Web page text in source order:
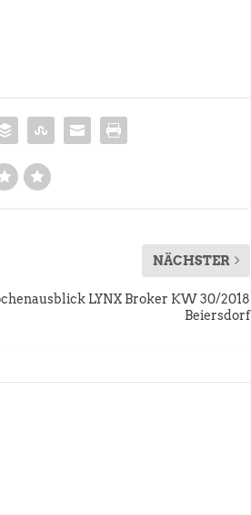
NÄCHSTER
LYNX Broker KW 30/2018
Beiersdorf